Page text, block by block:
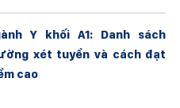
Y khối A1: Danh sách
xét tuyển và cách đạt
cao